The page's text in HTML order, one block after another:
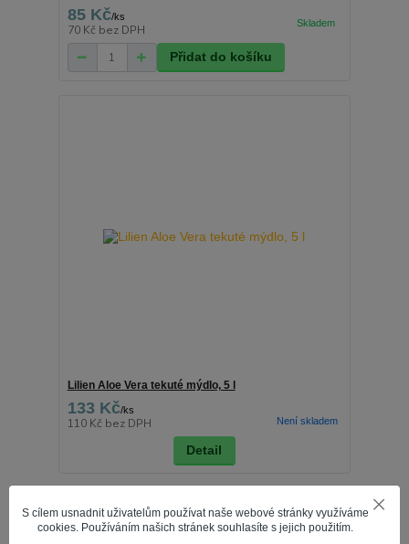
85 Kč/ks
70 Kč bez DPH
Přidat do košíku
Lilien Aloe Vera tekuté mýdlo, 5 l
133 Kč/ks
110 Kč bez DPH Není skladem
Detail
S cílem usnadnit uživatelům používat naše webové stránky využíváme
cookies. Používáním našich stránek souhlasíte s jejich použitím.